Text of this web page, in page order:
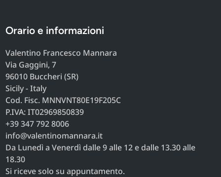
Orario e informazioni
Valentino Francesco Mannara
Via Gaggini, 7
96010 Buccheri (SR)
Sicily - Italy
Cod. Fisc. MNNVNT80E19F205C
P.IVA: IT02969850839
+39 347 792 8006
info@valentinomannara.it
Da Lunedì a Venerdì dalle 9 alle 12 e dalle 13.30 alle
18.30
Si riceve solo su appuntamento.